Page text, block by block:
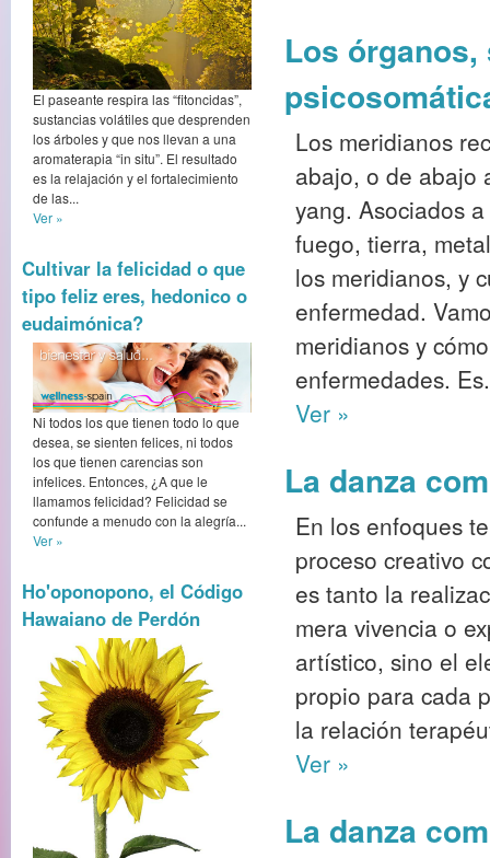
El paseante respira las “fitoncidas”,
sustancias volátiles que desprenden
los árboles y que nos llevan a una
aromaterapia “in situ”. El resultado
es la relajación y el fortalecimiento
de las...
Ver »
Cultivar la felicidad o que
tipo feliz eres, hedonico o
eudaimónica?
Ni todos los que tienen todo lo que
desea, se sienten felices, ni todos
los que tienen carencias son
infelices. Entonces, ¿A que le
llamamos felicidad? Felicidad se
confunde a menudo con la alegría...
Ver »
Ho'oponopono, el Código
Hawaiano de Perdón
Los
Los meridianos
abajo, o de abajo
yang. Asociados
fuego, tierra,
los meridianos, y
enfermedad.
meridianos y
enfermedades.
Ver »
La danza
En los enfoques
proceso creativo
es tanto la
mera vivencia o
artístico, sino el
propio para cada
la relación
Ver »
La danza